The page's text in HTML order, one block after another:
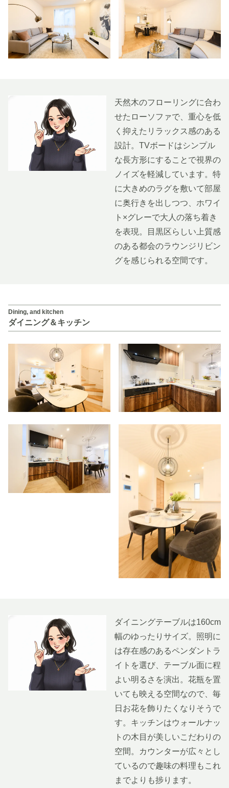
天然木のフローリングに合わ
せたローソファで、重心を低
く抑えたリラックス感のある
設計。TVボードはシンプル
な長方形にすることで視界の
ノイズを軽減しています。特
に大きめのラグを敷いて部屋
に奥行きを出しつつ、ホワイ
ト×グレーで大人の落ち着き
を表現。目黒区らしい上質感
のある都会のラウンジリビン
グを感じられる空間です。
Dining, and kitchen
ダイニング＆キッチン
ダイニングテーブルは160cm
幅のゆったりサイズ。照明に
は存在感のあるペンダントラ
イトを選び、テーブル面に程
よい明るさを演出。花瓶を置
いても映える空間なので、毎
日お花を飾りたくなりそうで
す。キッチンはウォールナッ
トの木目が美しいこだわりの
空間。カウンターが広々とし
ているので趣味の料理もこれ
までよりも捗ります。